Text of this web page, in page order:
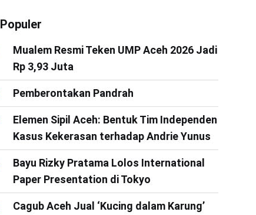
Populer
Mualem Resmi Teken UMP Aceh 2026 Jadi
Rp 3,93 Juta
Pemberontakan Pandrah
Elemen Sipil Aceh: Bentuk Tim Independen
Kasus Kekerasan terhadap Andrie Yunus
Bayu Rizky Pratama Lolos International
Paper Presentation di Tokyo
Cagub Aceh Jual ‘Kucing dalam Karung’